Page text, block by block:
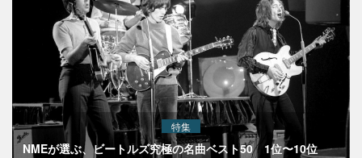
特集
NMEが選ぶ、ビートルズ究極の名曲ベスト50 1位〜10位